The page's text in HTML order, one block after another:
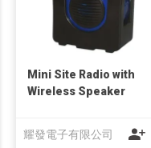
Mini Site Radio with
Wireless Speaker
耀發電子有限公司